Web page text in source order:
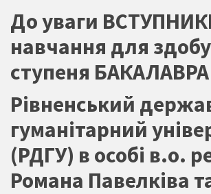
До уваги
навчання для
ступеня БАКАЛАВРА
Рівненський
гуманітарний
(РДГУ) в особі в.о.
Романа Павелківа